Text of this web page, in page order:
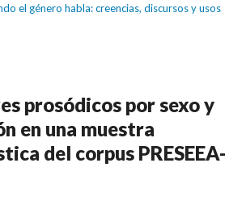
el género habla: creencias, discursos y usos
prosódicos por sexo y
en una muestra
del corpus PRESEEA-